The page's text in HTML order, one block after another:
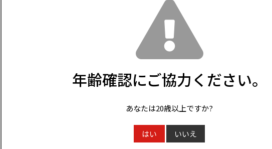
年齢確認にご協力ください。
あなたは20歳以上ですか?
はい いいえ